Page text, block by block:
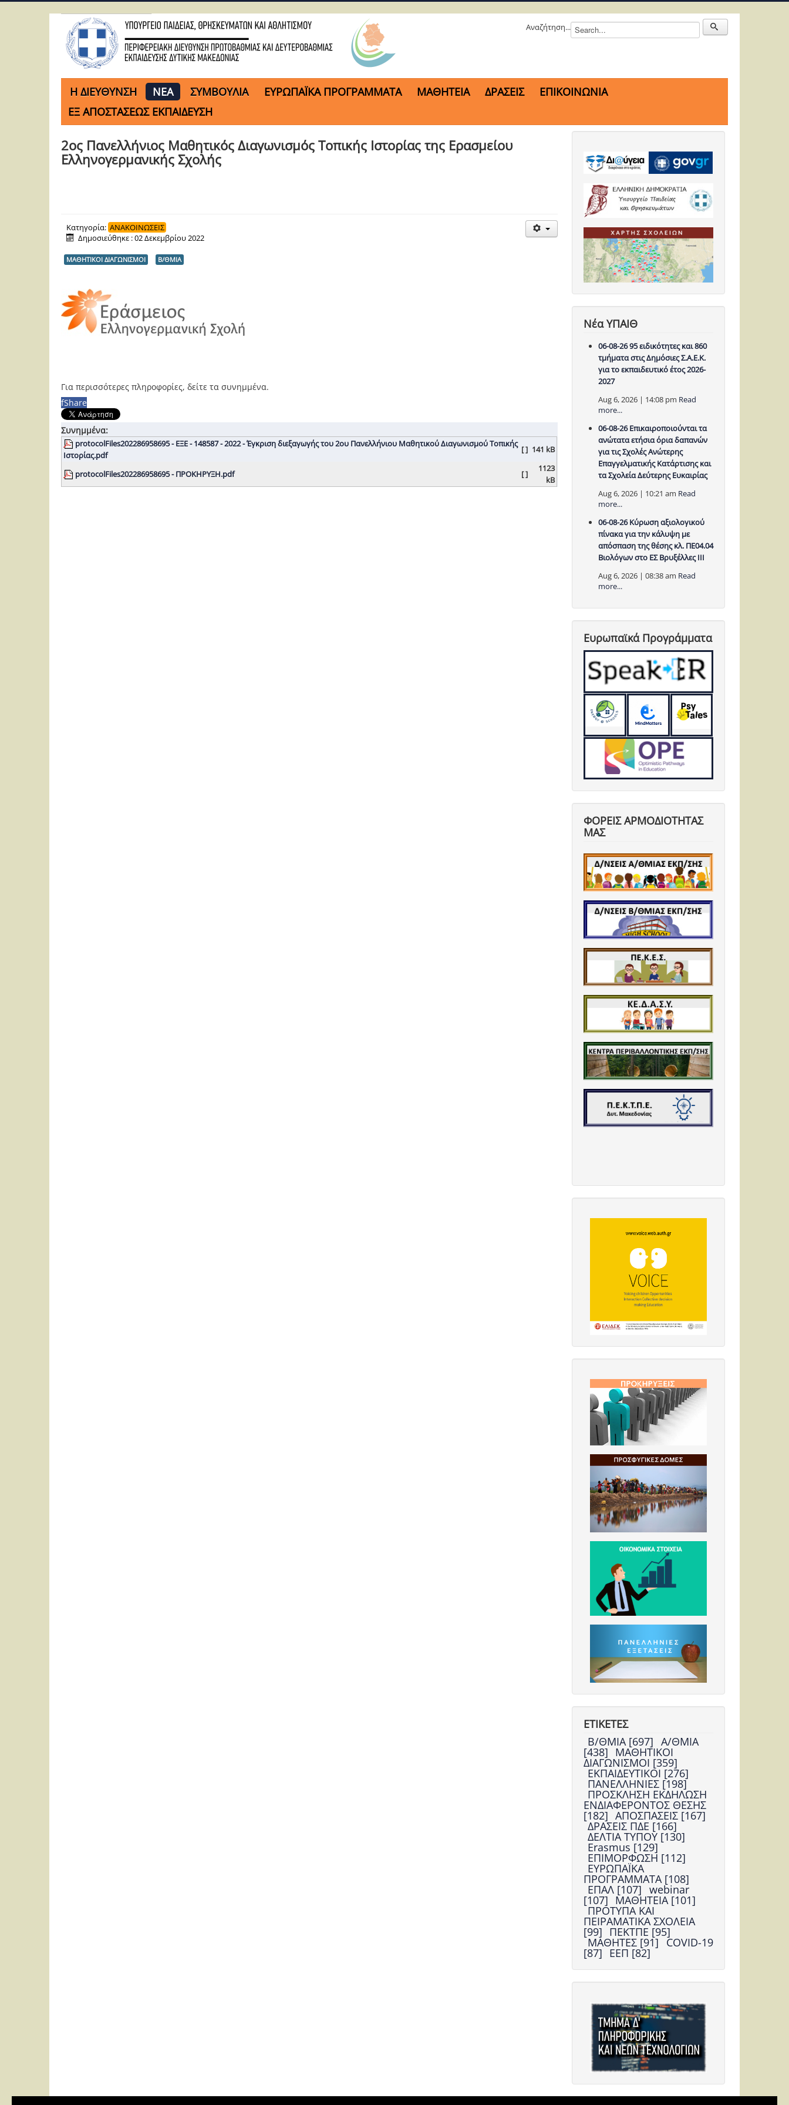
Αναζήτηση...
H ΔΙΕΥΘΥΝΣΗ ΝΕΑ ΣΥΜΒΟΥΛΙΑ ΕΥΡΩΠΑΪΚΑ ΠΡΟΓΡΑΜΜΑΤΑ ΜΑΘΗΤΕΙΑ ΔΡΑΣΕΙΣ
ΕΠΙΚΟΙΝΩΝΙΑ
ΕΞ ΑΠΟΣΤΑΣΕΩΣ ΕΚΠΑΙΔΕΥΣΗ
2ος Πανελλήνιος Μαθητικός Διαγωνισμός Τοπικής Ιστορίας της Ερασμείου
Ελληνογερμανικής Σχολής
Κατηγορία: ΑΝΑΚΟΙΝΩΣΕΙΣ
Δημοσιεύθηκε : 02 Δεκεμβρίου 2022
ΜΑΘΗΤΙΚΟΙ ΔΙΑΓΩΝΙΣΜΟΙ Β/ΘΜΙΑ
Για περισσότερες πληροφορίες, δείτε τα συνημμένα.
fShare
Συνημμένα:
protocolFiles202286958695 - ΕΞΕ - 148587 - 2022 - Έγκριση διεξαγωγής του 2ου Πανελλήνιου Μαθητικού Διαγωνισμού Τοπικής
Ιστορίας.pdf
[ ] 141 kB
protocolFiles202286958695 - ΠΡΟΚΗΡΥΞΗ.pdf [ ]
1123
kB
Νέα ΥΠΑΙΘ
06-08-26 95 ειδικότητες και 860
τμήματα στις Δημόσιες Σ.Α.Ε.Κ.
για το εκπαιδευτικό έτος 2026-
2027
Aug 6, 2026 | 14:08 pm Read
more...
06-08-26 Επικαιροποιούνται τα
ανώτατα ετήσια όρια δαπανών
για τις Σχολές Ανώτερης
Επαγγελματικής Κατάρτισης και
τα Σχολεία Δεύτερης Ευκαιρίας
Aug 6, 2026 | 10:21 am Read
more...
06-08-26 Κύρωση αξιολογικού
πίνακα για την κάλυψη με
απόσπαση της θέσης κλ. ΠΕ04.04
Βιολόγων στο ΕΣ Βρυξέλλες ΙΙΙ
Aug 6, 2026 | 08:38 am Read
more...
Ευρωπαϊκά Προγράμματα
ΦΟΡΕΙΣ ΑΡΜΟΔΙΟΤΗΤΑΣ
ΜΑΣ
ΕΤΙΚΕΤΕΣ
Β/ΘΜΙΑ [697] Α/ΘΜΙΑ
[438] ΜΑΘΗΤΙΚΟΙ
ΔΙΑΓΩΝΙΣΜΟΙ [359]
ΕΚΠΑΙΔΕΥΤΙΚΟΙ [276]
ΠΑΝΕΛΛΗΝΙΕΣ [198]
ΠΡΟΣΚΛΗΣΗ ΕΚΔΗΛΩΣΗ
ΕΝΔΙΑΦΕΡΟΝΤΟΣ ΘΕΣΗΣ
[182] ΑΠΟΣΠΑΣΕΙΣ [167]
ΔΡΑΣΕΙΣ ΠΔΕ [166]
ΔΕΛΤΙΑ ΤΥΠΟΥ [130]
Erasmus [129]
ΕΠΙΜΟΡΦΩΣΗ [112]
ΕΥΡΩΠΑΪΚΑ
ΠΡΟΓΡΑΜΜΑΤΑ [108]
ΕΠΑΛ [107] webinar
[107] ΜΑΘΗΤΕΙΑ [101]
ΠΡΟΤΥΠΑ ΚΑΙ
ΠΕΙΡΑΜΑΤΙΚΑ ΣΧΟΛΕΙΑ
[99] ΠΕΚΤΠΕ [95]
ΜΑΘΗΤΕΣ [91] COVID-19
[87] ΕΕΠ [82]